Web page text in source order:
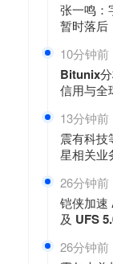
张一鸣：
暂时落后
10分钟前
Bitunix
信用与全
13分钟前
震有科技
星相关业
26分钟前
铠侠加速
及 UFS
26分钟前